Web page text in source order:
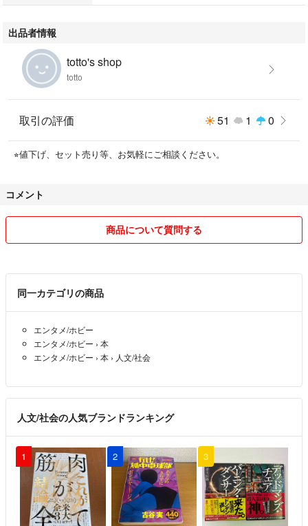
出品者情報
totto's shop
totto
取引の評価 51 1 0
⭐︎値下げ、セット売り等、お気軽にご相談ください。
コメント
商品について質問する
同一カテゴリの商品
エンタメ/ホビー
エンタメ/ホビー › 本
エンタメ/ホビー › 本 › 人文/社会
人文/社会の人気ブランドランキング
1 2 3